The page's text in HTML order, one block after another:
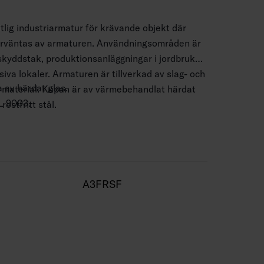
industriarmatur för krävande objekt där
av armaturen. Användningsområden är
produktionsanläggningar i jordbruk
lokaler. Armaturen är tillverkad av slag- och
Kupan är av värmebehandlat härdat
rostfritt stål.
av härdat glas.
9003.
A3FRSF